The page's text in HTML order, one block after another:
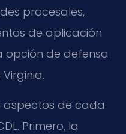
procesales,
de aplicación
opción de defensa
aspectos de cada
Primero, la